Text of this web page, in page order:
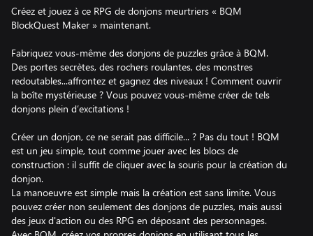
Créez et jouez à ce RPG de donjons meurtriers « BQM
BlockQuest Maker » maintenant.
Fabriquez vous-même des donjons de puzzles grâce à BQM.
Des portes secrètes, des rochers roulantes, des monstres
redoutables...affrontez et gagnez des niveaux ! Comment ouvrir
la boîte mystérieuse ? Vous pouvez vous-même créer de tels
donjons plein d’excitations !
Créer un donjon, ce ne serait pas difficile... ? Pas du tout ! BQM
est un jeu simple, tout comme jouer avec les blocs de
construction : il suffit de cliquer avec la souris pour la création du
donjon.
La manoeuvre est simple mais la création est sans limite. Vous
pouvez créer non seulement des donjons de puzzles, mais aussi
des jeux d'action ou des RPG en déposant des personnages.